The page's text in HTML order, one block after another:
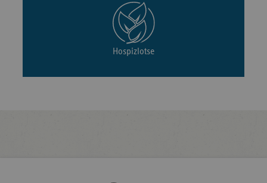
Hospizlotse